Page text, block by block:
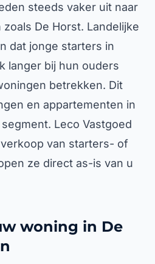
steeds vaker uit naar
De Horst. Landelijke
dat jonge starters in
langer bij hun ouders
betrekken. Dit
en appartementen in
Leco Vastgoed
van starters- of
ze direct as-is van u
woning in De